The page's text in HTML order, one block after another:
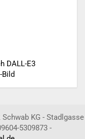
DALL-E3
Bild
KG - Stadlgasse
5309873 -